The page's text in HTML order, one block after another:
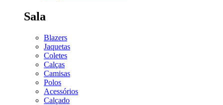
Sala
Blazers
Jaquetas
Coletes
Calças
Camisas
Polos
Acessórios
Calçado